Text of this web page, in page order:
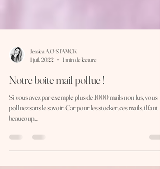
1 juil. 2022
1 min de lecture
Notre boite mail pollue !
Si vous avez par exemple plus de 1000 mails non lus, vous
beaucoup...